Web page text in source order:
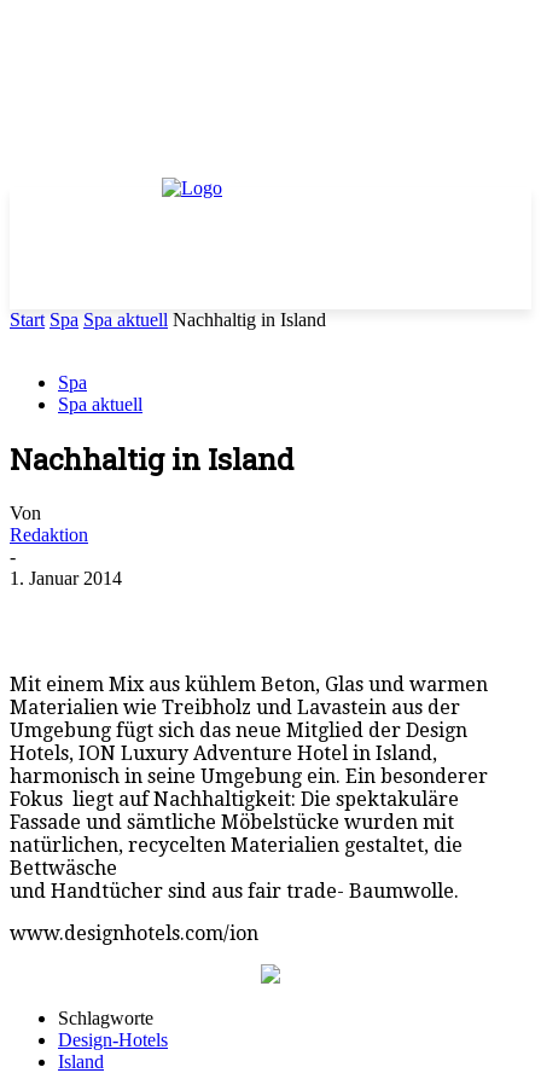
Start Spa Spa aktuell Nachhaltig in Island
Spa
Spa aktuell
Nachhaltig in Island
Von
Redaktion
-
1. Januar 2014
Mit einem Mix aus kühlem Beton, Glas und warmen
Materialien wie Treibholz und Lavastein aus der
Umgebung fügt sich das neue Mitglied der Design
Hotels, ION Luxury Adventure Hotel in Island,
harmonisch in seine Umgebung ein. Ein besonderer
Fokus liegt auf Nachhaltigkeit: Die spektakuläre
Fassade und sämtliche Möbelstücke wurden mit
natürlichen, recycelten Materialien gestaltet, die
Bettwäsche
und Handtücher sind aus fair trade- Baumwolle.
www.designhotels.com/ion
Schlagworte
Design-Hotels
Island